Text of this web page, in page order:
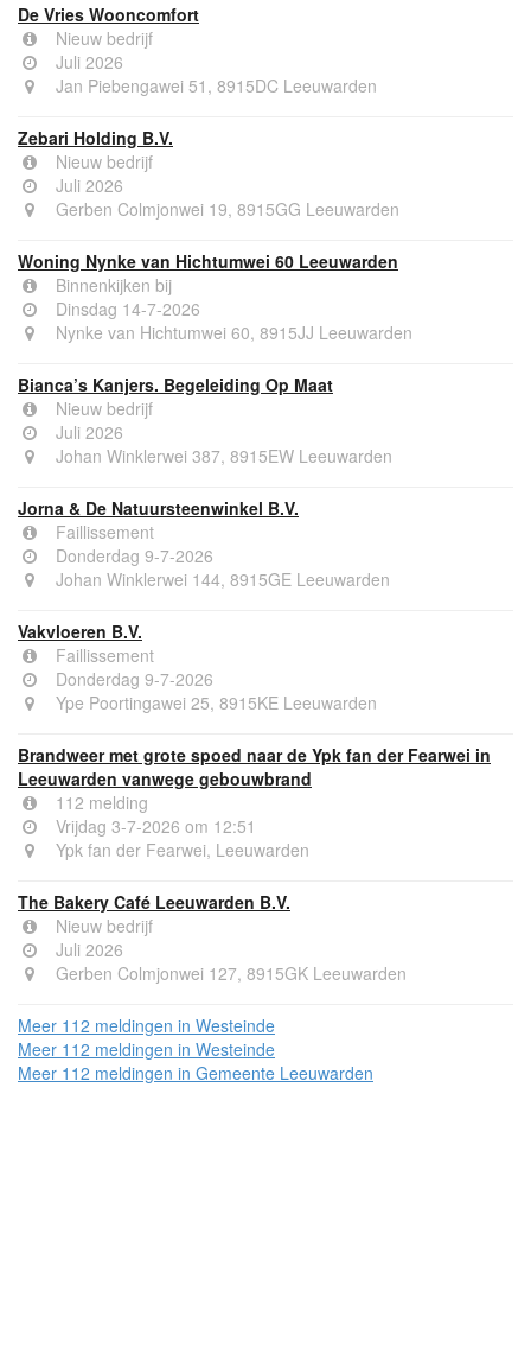
De Vries Wooncomfort
Nieuw bedrijf
Juli 2026
Jan Piebengawei 51, 8915DC Leeuwarden
Zebari Holding B.V.
Nieuw bedrijf
Juli 2026
Gerben Colmjonwei 19, 8915GG Leeuwarden
Woning Nynke van Hichtumwei 60 Leeuwarden
Binnenkijken bij
Dinsdag 14-7-2026
Nynke van Hichtumwei 60, 8915JJ Leeuwarden
Bianca’s Kanjers. Begeleiding Op Maat
Nieuw bedrijf
Juli 2026
Johan Winklerwei 387, 8915EW Leeuwarden
Jorna & De Natuursteenwinkel B.V.
Faillissement
Donderdag 9-7-2026
Johan Winklerwei 144, 8915GE Leeuwarden
Vakvloeren B.V.
Faillissement
Donderdag 9-7-2026
Ype Poortingawei 25, 8915KE Leeuwarden
Brandweer met grote spoed naar de Ypk fan der Fearwei in
Leeuwarden vanwege gebouwbrand
112 melding
Vrijdag 3-7-2026 om 12:51
Ypk fan der Fearwei, Leeuwarden
The Bakery Café Leeuwarden B.V.
Nieuw bedrijf
Juli 2026
Gerben Colmjonwei 127, 8915GK Leeuwarden
Meer 112 meldingen in Westeinde
Meer 112 meldingen in Westeinde
Meer 112 meldingen in Gemeente Leeuwarden